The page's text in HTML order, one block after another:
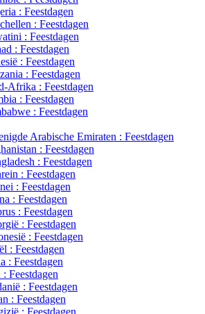
: Feestdagen
: Feestdagen
: Feestdagen
: Feestdagen
: Feestdagen
: Feestdagen
Afrika : Feestdagen
: Feestdagen
: Feestdagen
Arabische Emiraten : Feestdagen
: Feestdagen
: Feestdagen
: Feestdagen
: Feestdagen
: Feestdagen
: Feestdagen
: Feestdagen
: Feestdagen
: Feestdagen
: Feestdagen
: Feestdagen
: Feestdagen
: Feestdagen
: Feestdagen